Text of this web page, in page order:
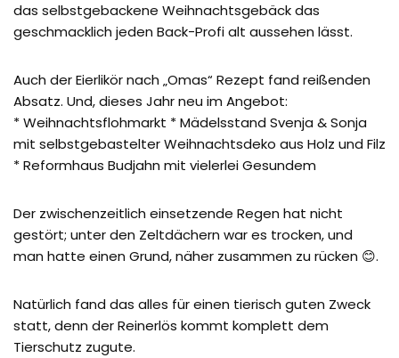
das selbstgebackene Weihnachtsgebäck das
geschmacklich jeden Back-Profi alt aussehen lässt.
Auch der Eierlikör nach „Omas“ Rezept fand reißenden
Absatz. Und, dieses Jahr neu im Angebot:
* Weihnachtsflohmarkt * Mädelsstand Svenja & Sonja
mit selbstgebastelter Weihnachtsdeko aus Holz und Filz
* Reformhaus Budjahn mit vielerlei Gesundem
Der zwischenzeitlich einsetzende Regen hat nicht
gestört; unter den Zeltdächern war es trocken, und
man hatte einen Grund, näher zusammen zu rücken 😊.
Natürlich fand das alles für einen tierisch guten Zweck
statt, denn der Reinerlös kommt komplett dem
Tierschutz zugute.